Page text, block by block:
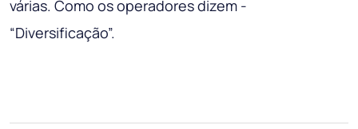
várias. Como os operadores dizem -
“Diversificação”.